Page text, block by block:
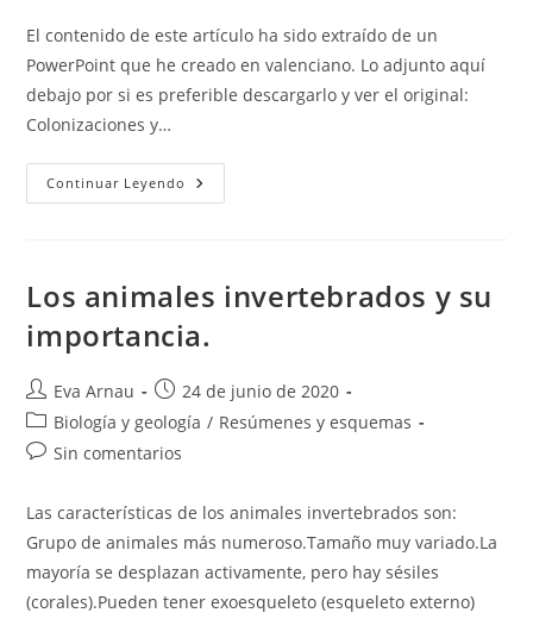
la
entrada:
El contenido de este artículo ha sido extraído de un
PowerPoint que he creado en valenciano. Lo adjunto aquí
debajo por si es preferible descargarlo y ver el original:
Colonizaciones y…
Continuar Leyendo Colonizaciones
Y
Los animales invertebrados y su
importancia.
Autor
de
la
entrada:
Eva Arnau
Publicación
de
entrada:
24 de junio de 2020
Categoría
de
Biología y geología / Resúmenes y esquemas
Comentarios
la
entrada:
Sin comentarios
Las características de los animales invertebrados son:
Grupo de animales más numeroso.Tamaño muy variado.La
mayoría se desplazan activamente, pero hay sésiles
(corales).Pueden tener exoesqueleto (esqueleto externo)